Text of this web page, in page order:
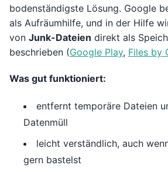
bodenständigste Lösung. Google
als Aufräumhilfe, und in der Hilfe
von Junk-Dateien direkt als
beschrieben (Google Play, Files by
Was gut funktioniert:
entfernt temporäre Dateien
Datenmüll
leicht verständlich, auch
gern bastelst